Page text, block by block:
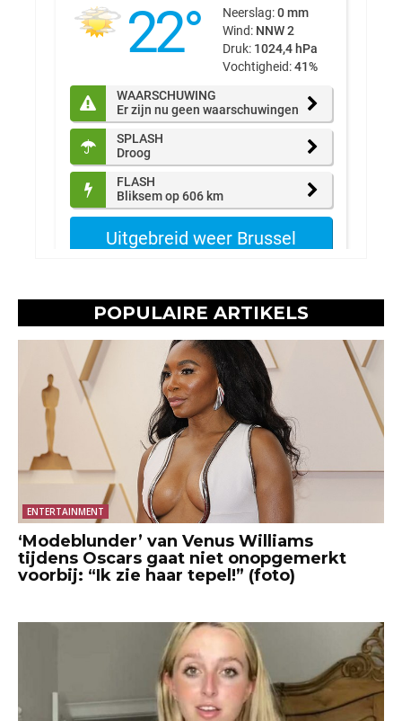
POPULAIRE ARTIKELS
ENTERTAINMENT
‘Modeblunder’ van Venus Williams
tijdens Oscars gaat niet onopgemerkt
voorbij: “Ik zie haar tepel!” (foto)